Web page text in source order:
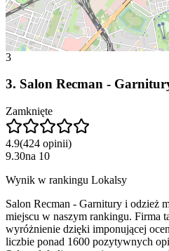
3
3. Salon Recman -
Zamknięte
4.9(424 opinii)
9.30na 10
Wynik w rankingu Lokalsy
Salon Recman - Garnitury i odzież
miejscu w naszym rankingu. Firma
wyróżnienie dzięki imponującej
liczbie ponad 1600 pozytywnych